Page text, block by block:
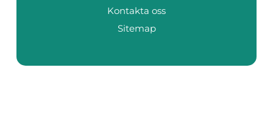
Kontakta oss
Sitemap